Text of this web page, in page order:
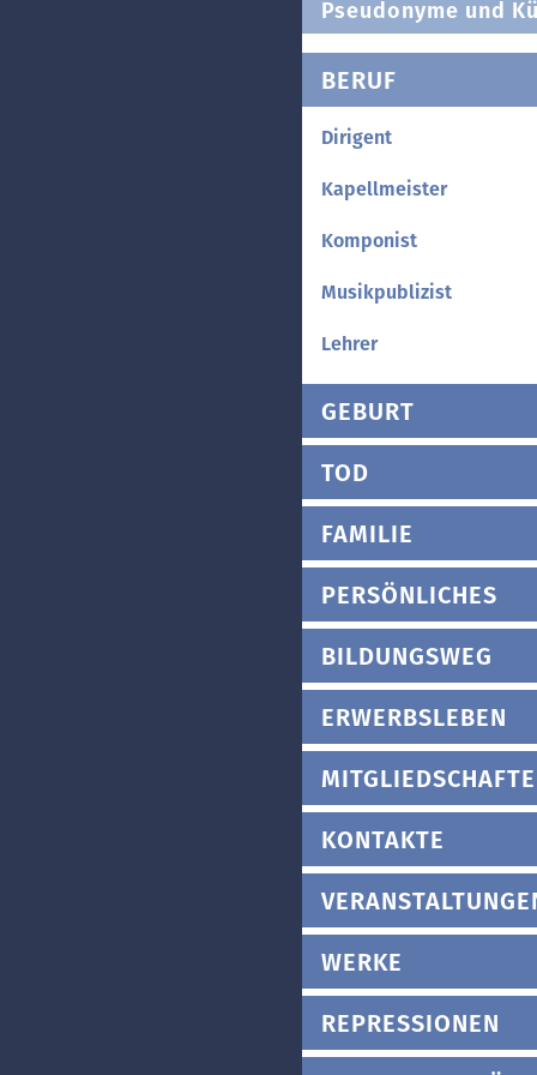
Pseudonyme und
BERUF
Dirigent
Kapellmeister
Komponist
Musikpublizist
Lehrer
GEBURT
TOD
FAMILIE
PERSÖNLICHES
BILDUNGSWEG
ERWERBSLEBEN
KONTAKTE
WERKE
REPRESSIONEN